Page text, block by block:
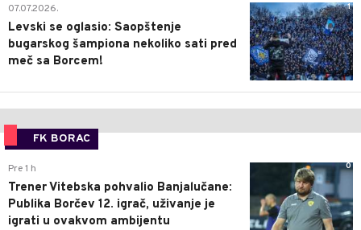
1
07.07.2026.
Levski se oglasio: Saopštenje
bugarskog šampiona nekoliko sati pred
meč sa Borcem!
FK BORAC
0
Pre 1 h
Trener Vitebska pohvalio Banjalučane:
Publika Borčev 12. igrač, uživanje je
igrati u ovakvom ambijentu